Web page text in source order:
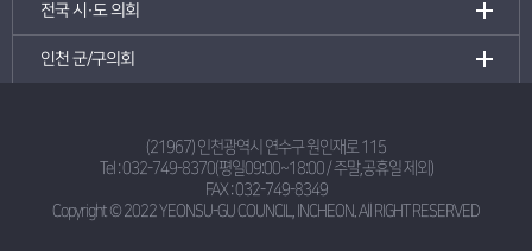
전국 시·도 의회
인천 군/구의회
(21967) 인천광역시 연수구 원인재로 115
Tel :032-749-8370(평일09:00~18:00 / 주말,공휴일 제외)
FAX : 032-749-8349
Copyright © 2022 YEONSU-GU COUNCIL, INCHEON. All RIGHT RESERVED